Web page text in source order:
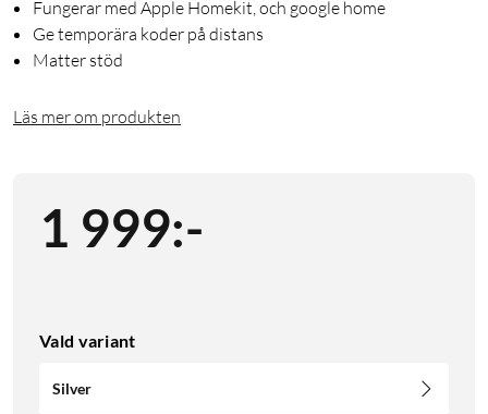
Fungerar med Apple Homekit, och google home
Ge temporära koder på distans
Matter stöd
Läs mer om produkten
1 999:-
Vald variant
Silver